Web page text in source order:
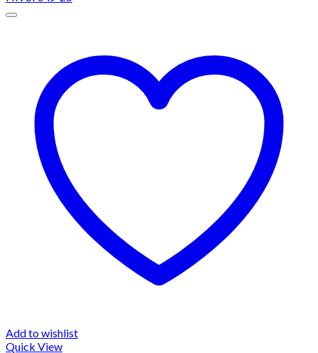
Add to wishlist
Quick View